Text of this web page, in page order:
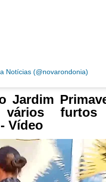
Notícias (@novarondonia)
Jardim
vários
Vídeo